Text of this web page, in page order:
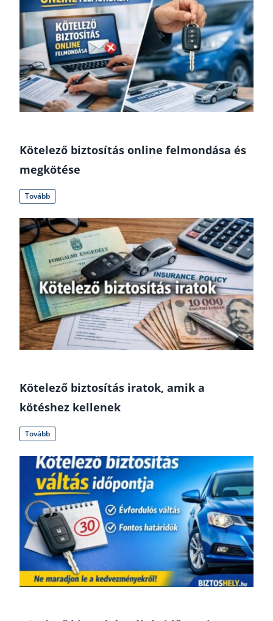
Kötelező biztosítás online felmondása és
megkötése
Tovább
Kötelező biztosítás iratok, amik a
kötéshez kellenek
Tovább